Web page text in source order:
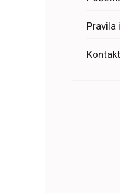
Pravila
Kontakt